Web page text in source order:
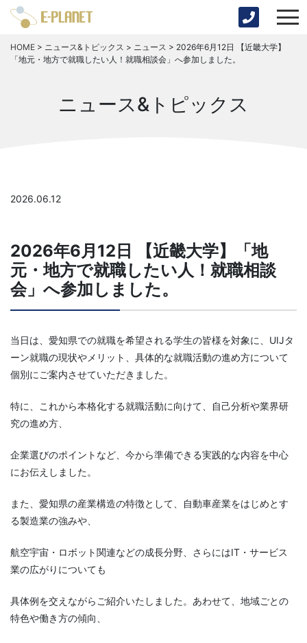
HOME > ニュース&トピックス > ニュース > 2026年6月12日 【近畿大学】
「地元・地方で就職したい人！就職相談会」へ参加しました。
ニュース&トピックス
2026.06.12
2026年6月12日 【近畿大学】「地
元・地方で就職したい人！就職相談
会」へ参加しました。
当日は、愛知県での就職を希望される学生の皆様を対象に、UIJタ
ーン就職の現状やメリット、具体的な就職活動の進め方について
個別にご案内させていただきました。
特に、これから本格化する就職活動に向けて、自己分析や業界研
究の進め方、
企業選びのポイントなど、今から準備できる実践的な内容を中心
にお伝えしました。
また、愛知県の産業構造の特徴として、自動車産業をはじめとす
る製造業の強みや、
航空宇宙・ロボット関連などの成長分野、さらにはIT・サービス
業の広がりについても
具体例を交えながらご紹介いたしました。あわせて、地域ごとの
特色や働き方の傾向、